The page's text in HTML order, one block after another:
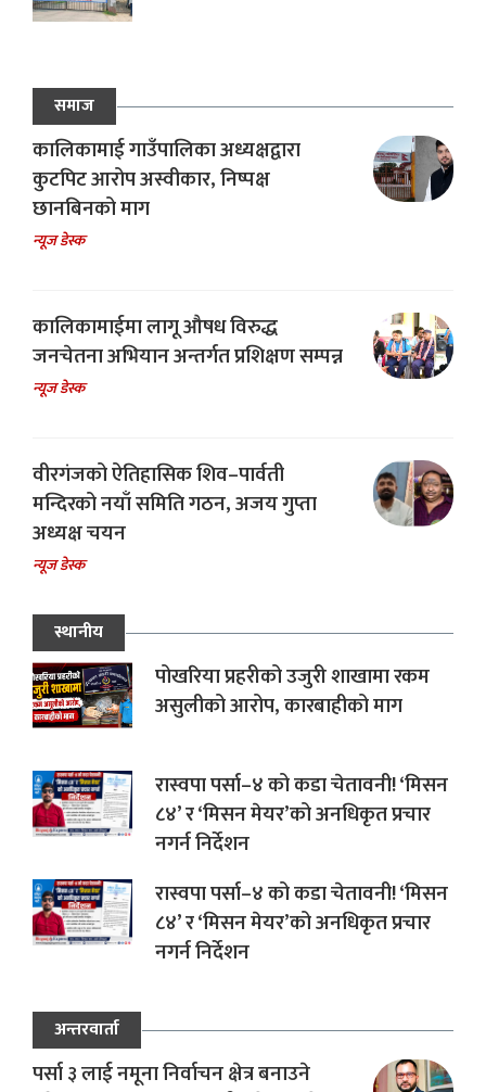
समाज
कालिकामाई गाउँपालिका अध्यक्षद्वारा
कुटपिट आरोप अस्वीकार, निष्पक्ष
छानबिनको माग
न्यूज डेस्क
कालिकामाईमा लागू औषध विरुद्ध
जनचेतना अभियान अन्तर्गत प्रशिक्षण सम्पन्न
न्यूज डेस्क
वीरगंजको ऐतिहासिक शिव–पार्वती
मन्दिरको नयाँ समिति गठन, अजय गुप्ता
अध्यक्ष चयन
न्यूज डेस्क
स्थानीय
पोखरिया प्रहरीको उजुरी शाखामा रकम
असुलीको आरोप, कारबाहीको माग
रास्वपा पर्सा–४ को कडा चेतावनी! ‘मिसन
८४’ र ‘मिसन मेयर’को अनधिकृत प्रचार
नगर्न निर्देशन
रास्वपा पर्सा–४ को कडा चेतावनी! ‘मिसन
८४’ र ‘मिसन मेयर’को अनधिकृत प्रचार
नगर्न निर्देशन
अन्तरवार्ता
पर्सा ३ लाई नमूना निर्वाचन क्षेत्र बनाउने